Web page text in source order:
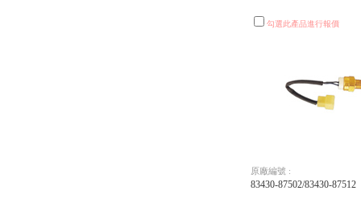
勾選此產品進行報價
原廠編號 :
83430-87502/83430-87512